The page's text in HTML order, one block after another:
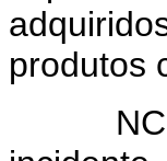
produtos
NC